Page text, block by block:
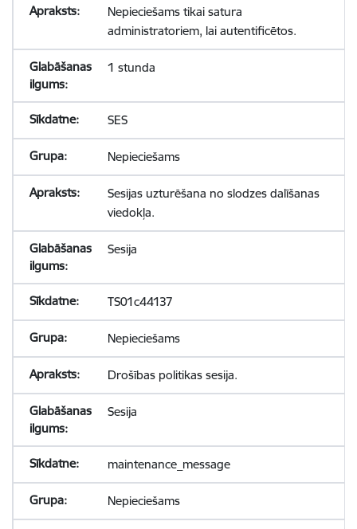
Nepieciešams tikai satura
administratoriem, lai autentificētos.
1 stunda
SES
Nepieciešams
Sesijas uzturēšana no slodzes dalīšanas
viedokļa.
Sesija
TS01c44137
Nepieciešams
Drošības politikas sesija.
Sesija
maintenance_message
Nepieciešams